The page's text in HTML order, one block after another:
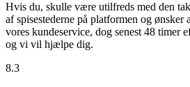
Hvis du, skulle være utilfreds med den
af spisestederne på platformen og ønsker
vores kundeservice, dog senest 48 timer
og vi vil hjælpe dig.
8.3